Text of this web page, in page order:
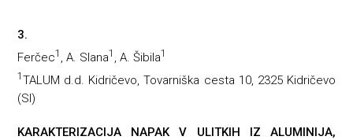
3.
Ferčec1 , A. Slana1 , A. Šibila1
1TALUM d.d. Kidričevo, Tovarniška cesta 10, 2325 Kidričevo
(Sl)
KARAKTERIZACIJA NAPAK V ULITKIH IZ ALUMINIJA,